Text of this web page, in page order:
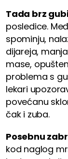
Tada brz
posledice.
spominju,
dijareja,
mase,
problema s
lekari
povećanu
čak i zuba.
Posebnu
kod naglog